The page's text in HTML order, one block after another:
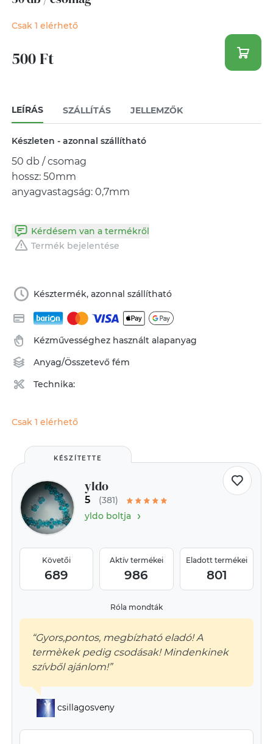
Csak 1 elérhető
500 Ft
LEÍRÁS SZÁLLÍTÁS JELLEMZŐK
Készleten - azonnal szállítható
50 db / csomag
hossz: 50mm
anyagvastagság: 0,7mm
Kérdésem van a termékről
Termék bejelentése
Késztermék, azonnal szállítható
Kézművességhez használt alapanyag
Anyag/Összetevőfém
Technika:
Csak 1 elérhető
KÉSZÍTETTE
yldo
5
(381)
yldo boltja›
Követői
689
Aktív termékei
986
Eladott termékei
801
Róla mondták
“Gyors,pontos, megbízható eladó! A
termèkek pedig csodásak! Mindenkinek
szívből ajánlom!”
csillagosveny